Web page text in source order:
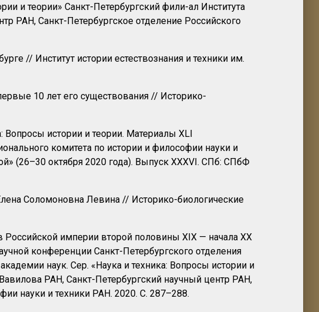
и теории» Санкт-Петербургский фили-ал Института
РАН, Санкт-Петербургское отделение Российского
// Институт истории естествознания и техники им.
10 лет его существования // Историко-
истории и теории. Материалы XLI
комитета по истории и философии науки и
(26–30 октября 2020 года). Выпуск XXXVI. СПб: СПбФ
Соломоновна Левина // Историко-биологические
Российской империи второй половины XIX — начала ХХ
конференции Санкт-Петербургского отделения
наук. Сер. «Наука и техника: Вопросы истории и
РАН, Санкт-Петербургский научный центр РАН,
науки и техники РАН. 2020. С. 287–288.